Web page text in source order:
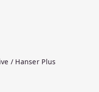
/ Hanser Plus